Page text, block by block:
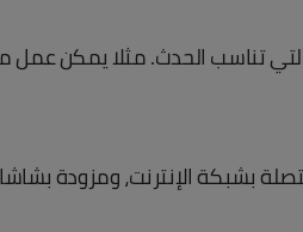
التي تناسب الحدث. مثلا يمكن